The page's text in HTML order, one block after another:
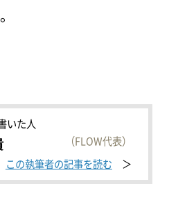
いた人
（FLOW代表）
この執筆者の記事を読む